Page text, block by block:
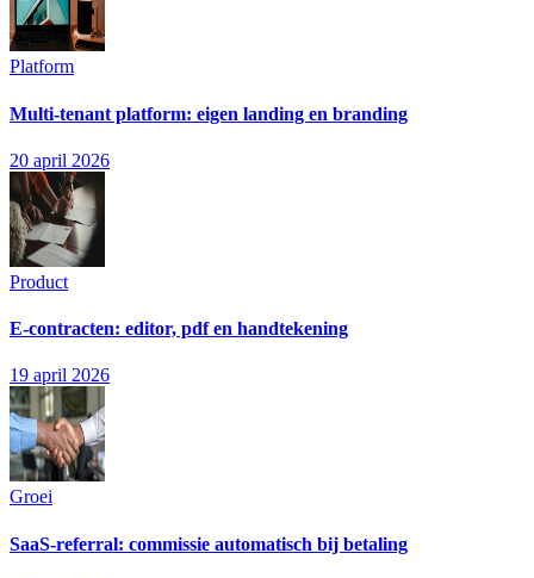
Platform
Multi-tenant platform: eigen landing en branding
20 april 2026
Product
E-contracten: editor, pdf en handtekening
19 april 2026
Groei
SaaS-referral: commissie automatisch bij betaling